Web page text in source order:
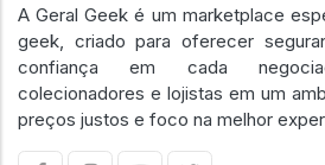
A Geral Geek é um marketplace
geek, criado para oferecer
confiança em cada
colecionadores e lojistas em um
preços justos e foco na melhor